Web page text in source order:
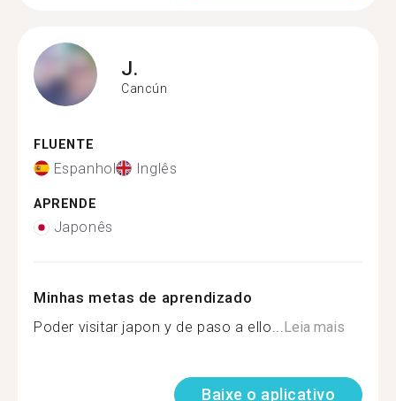
J.
Cancún
FLUENTE
Espanhol Inglês
APRENDE
Japonês
Minhas metas de aprendizado
Poder visitar japon y de paso a ello...Leia mais
Baixe o aplicativo